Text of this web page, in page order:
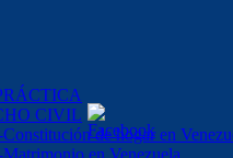
CIVIL
Constitución de hogar en
Matrimonio en Venezuela